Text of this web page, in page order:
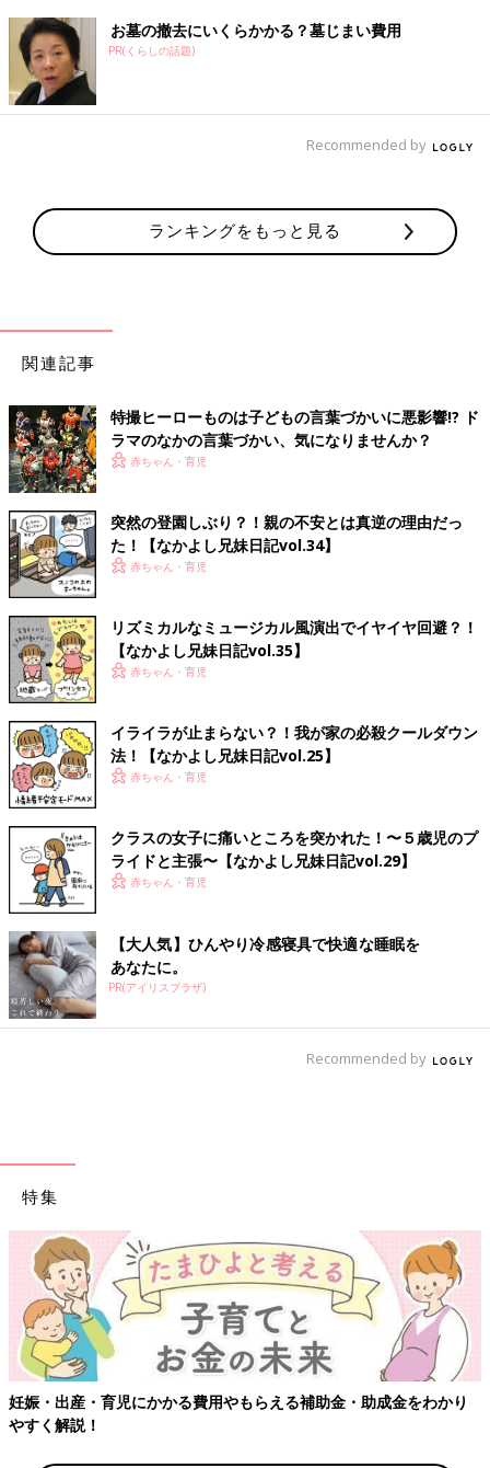
お墓の撤去にいくらかかる？墓じまい費用
PR(くらしの話題)
Recommended by
ランキングをもっと見る
関連記事
特撮ヒーローものは子どもの言葉づかいに悪影響!? ド
ラマのなかの言葉づかい、気になりませんか？
赤ちゃん・育児
突然の登園しぶり？！親の不安とは真逆の理由だっ
た！【なかよし兄妹日記vol.34】
赤ちゃん・育児
リズミカルなミュージカル風演出でイヤイヤ回避？！
【なかよし兄妹日記vol.35】
赤ちゃん・育児
イライラが止まらない？！我が家の必殺クールダウン
法！【なかよし兄妹日記vol.25】
赤ちゃん・育児
クラスの女子に痛いところを突かれた！〜５歳児のプ
ライドと主張〜【なかよし兄妹日記vol.29】
赤ちゃん・育児
【大人気】ひんやり冷感寝具で快適な睡眠を
あなたに。
PR(アイリスプラザ)
Recommended by
特集
・育児にかかる費用やもらえる補助金・助成金をわかり
！
【ワク